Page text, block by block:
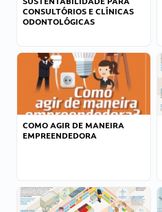
CONSULTÓRIOS E CLÍNICAS
ODONTOLÓGICAS
COMO AGIR DE MANEIRA
EMPREENDEDORA